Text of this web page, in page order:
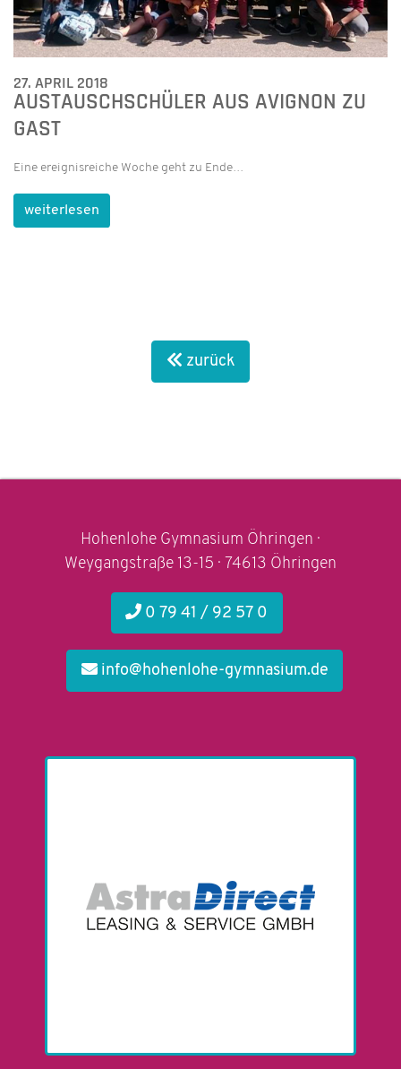
27. APRIL 2018
AUSTAUSCHSCHÜLER AUS AVIGNON ZU
GAST
Eine ereignisreiche Woche geht zu Ende…
weiterlesen
zurück
Hohenlohe Gymnasium Öhringen ·
Weygangstraße 13-15 · 74613 Öhringen
0 79 41 / 92 57 0
info@hohenlohe-gymnasium.de